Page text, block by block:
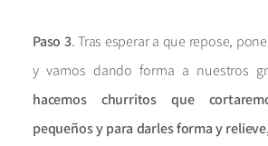
Paso 3. Tras esperar a que repose,
y vamos dando forma a nuestros
hacemos churritos que
pequeños y para darles forma y